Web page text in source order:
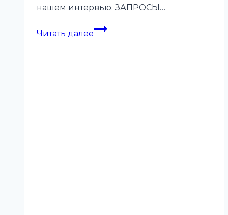
нашем интервью. ЗАПРОСЫ…
Читать далее
Дмитрий
Дронов: